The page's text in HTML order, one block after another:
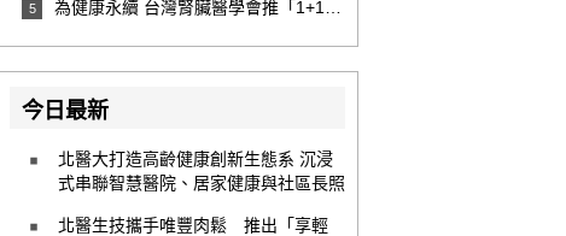
5 為健康永續 台灣腎臟醫學會推「1+1 Hold 好腎」 籲掌握eGFR＋UACR雙指標 及早把關腎健康
今日最新
北醫大打造高齡健康創新生態系 沉浸
式串聯智慧醫院、居家健康與社區長照
北醫生技攜手唯豐肉鬆 推出「享輕